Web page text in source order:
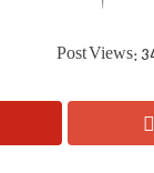
Post Views: